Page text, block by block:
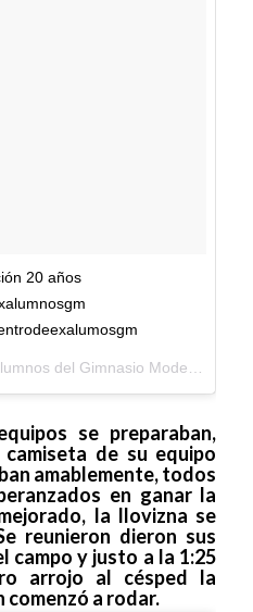
20 años
Una foto publicada por Exalumnos del Gimnasio Moderno (@exalumnosgm) el
se preparaban,
de su equipo
amablemente, todos
en ganar la
la llovizna se
reunieron dieron sus
campo y justo a la 1:25
arrojo al césped la
comenzó a rodar.